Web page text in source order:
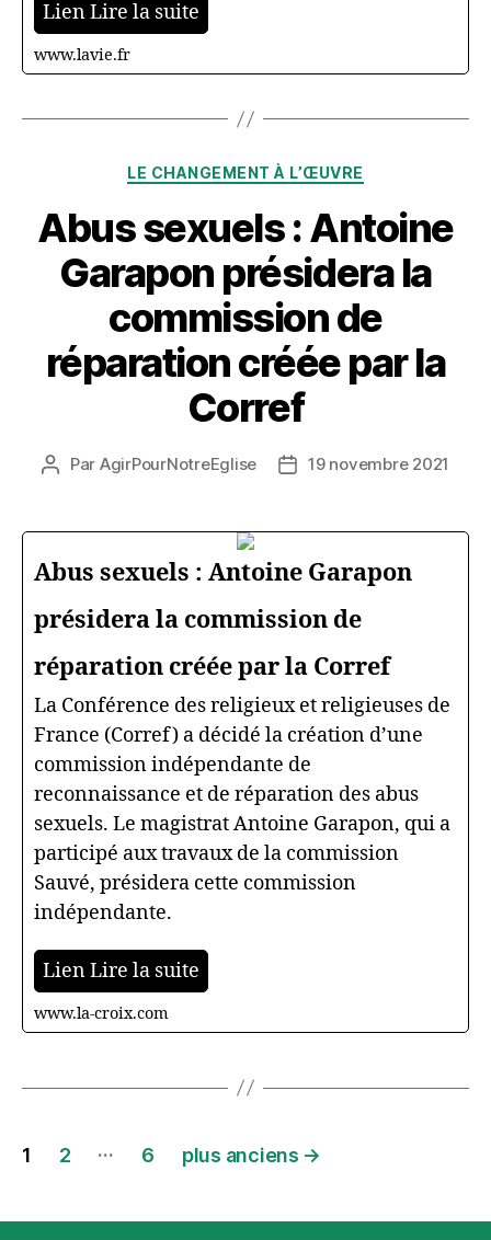
Lien Lire la suite
www.lavie.fr
Catégories
LE CHANGEMENT À L’ŒUVRE
Abus sexuels : Antoine
Garapon présidera la
commission de
réparation créée par la
Corref
Auteur
Par AgirPourNotreEglise
Date19 novembre 2021
Abus sexuels : Antoine Garapon
présidera la commission de
réparation créée par la Corref
La Conférence des religieux et religieuses de
France (Corref) a décidé la création d’une
commission indépendante de
reconnaissance et de réparation des abus
sexuels. Le magistrat Antoine Garapon, qui a
participé aux travaux de la commission
Sauvé, présidera cette commission
indépendante.
Lien Lire la suite
www.la-croix.com
Pagination
1 2 … 6 plus anciens →